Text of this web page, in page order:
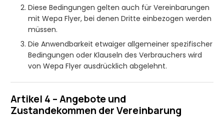
Diese Bedingungen gelten auch für Vereinbarungen
mit Wepa Flyer, bei denen Dritte einbezogen werden
müssen.
Die Anwendbarkeit etwaiger allgemeiner spezifischer
Bedingungen oder Klauseln des Verbrauchers wird
von Wepa Flyer ausdrücklich abgelehnt.
Artikel 4 – Angebote und
Zustandekommen der Vereinbarung